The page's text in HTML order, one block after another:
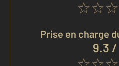
Prise en charge
9.3 /